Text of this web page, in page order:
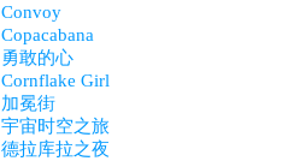
Convoy
Copacabana
勇敢的心
Cornflake Girl
加冕街
宇宙时空之旅
德拉库拉之夜